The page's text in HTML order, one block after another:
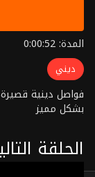
المدة: 0:00:52
ديني
فواصل
بشكل مميز
الحلقة